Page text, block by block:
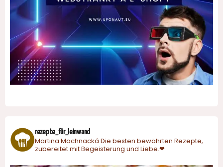
rezepte_für_leinwand
Martina Mochnacká Die besten bewährten Rezepte,
zubereitet mit Begeisterung und Liebe.❤